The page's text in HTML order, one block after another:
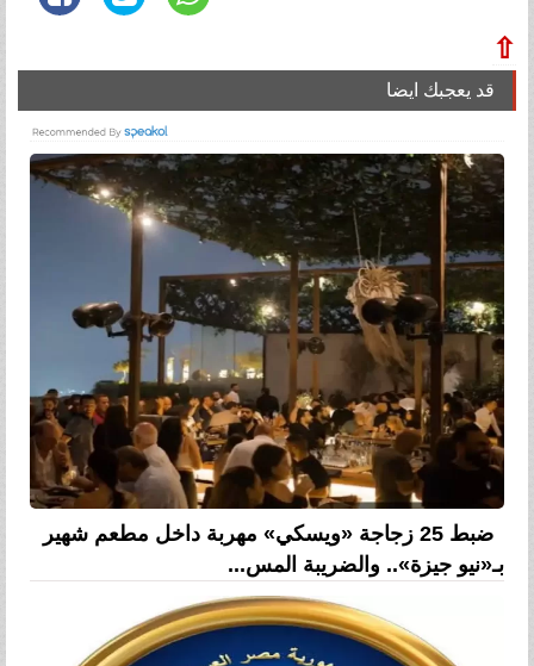
⇧
قد يعجبك ايضا
ضبط 25 زجاجة «ويسكي» مهربة داخل مطعم شهير
بـ«نيو جيزة».. والضريبة المس...